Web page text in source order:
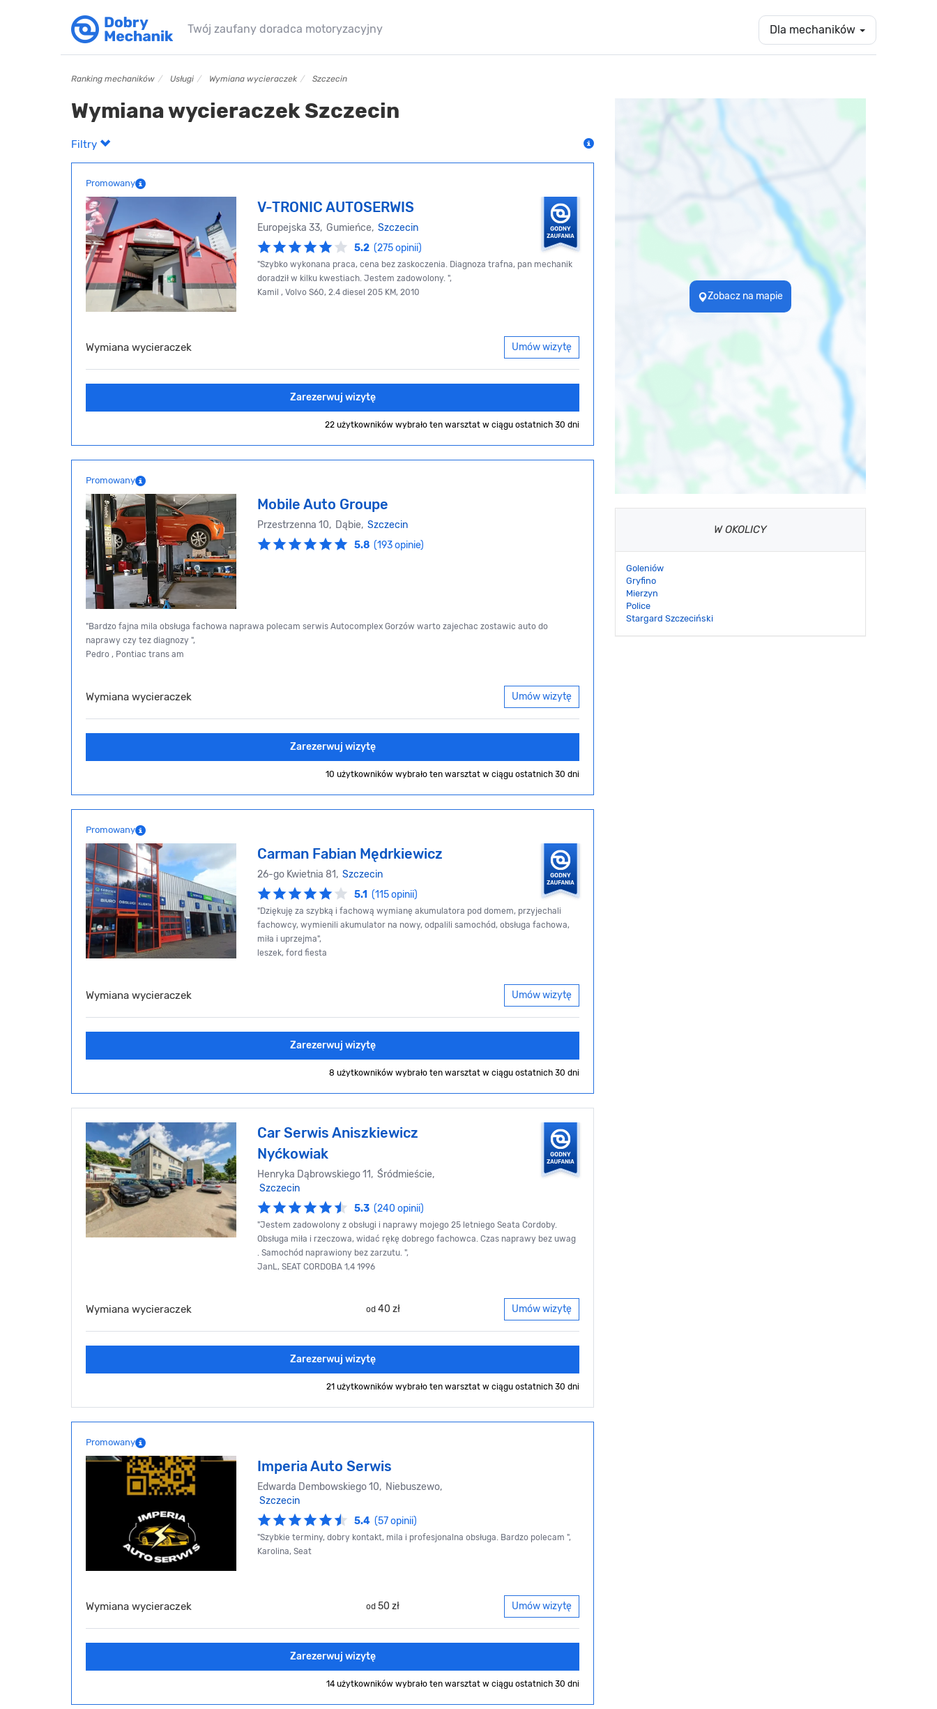
Twój zaufany doradca motoryzacyjny Dla mechaników
Ranking mechaników Usługi Wymiana wycieraczek Szczecin
Wymiana wycieraczek Szczecin
Filtry
Promowany
V-TRONIC AUTOSERWIS
Europejska 33, Gumieńce, Szczecin
5.2 (275 opinii)
"Szybko wykonana praca, cena bez zaskoczenia. Diagnoza trafna, pan mechanik
doradził w kilku kwestiach. Jestem zadowolony. ",
Kamil , Volvo S60, 2.4 diesel 205 KM, 2010
Wymiana wycieraczek Umów wizytę
Zarezerwuj wizytę
22 użytkowników wybrało ten warsztat w ciągu ostatnich 30 dni
Promowany
Mobile Auto Groupe
Przestrzenna 10, Dąbie, Szczecin
5.8 (193 opinie)
"Bardzo fajna mila obsługa fachowa naprawa polecam serwis Autocomplex Gorzów warto zajechac zostawic auto do
naprawy czy tez diagnozy ",
Pedro , Pontiac trans am
Wymiana wycieraczek Umów wizytę
Zarezerwuj wizytę
10 użytkowników wybrało ten warsztat w ciągu ostatnich 30 dni
Promowany
Carman Fabian Mędrkiewicz
26-go Kwietnia 81, Szczecin
5.1 (115 opinii)
"Dziękuję za szybką i fachową wymianę akumulatora pod domem, przyjechali
fachowcy, wymienili akumulator na nowy, odpalili samochód, obsługa fachowa,
miła i uprzejma",
leszek, ford fiesta
Wymiana wycieraczek Umów wizytę
Zarezerwuj wizytę
8 użytkowników wybrało ten warsztat w ciągu ostatnich 30 dni
Car Serwis Aniszkiewicz
Nyćkowiak
Henryka Dąbrowskiego 11, Śródmieście,
Szczecin
5.3 (240 opinii)
"Jestem zadowolony z obsługi i naprawy mojego 25 letniego Seata Cordoby.
Obsługa miła i rzeczowa, widać rękę dobrego fachowca. Czas naprawy bez uwag
. Samochód naprawiony bez zarzutu. ",
JanL, SEAT CORDOBA 1,4 1996
Wymiana wycieraczek od 40 zł Umów wizytę
Zarezerwuj wizytę
21 użytkowników wybrało ten warsztat w ciągu ostatnich 30 dni
Promowany
Imperia Auto Serwis
Edwarda Dembowskiego 10, Niebuszewo,
Szczecin
5.4 (57 opinii)
"Szybkie terminy, dobry kontakt, mila i profesjonalna obsługa. Bardzo polecam ",
Karolina, Seat
Wymiana wycieraczek od 50 zł Umów wizytę
Zarezerwuj wizytę
14 użytkowników wybrało ten warsztat w ciągu ostatnich 30 dni
Zobacz na mapie
W OKOLICY
Goleniów
Gryfino
Mierzyn
Police
Stargard Szczeciński